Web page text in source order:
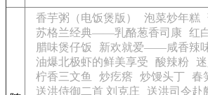
香芋粥（电饭煲版） 泡菜炒年糕
苏格兰经典——乳酪葱香司康
红
腊味煲仔饭
新欢就爱——咸香辣
油爆北极虾的鲜美享受
酸辣粉
柠香三文鱼
炒疙瘩 炒馒头丁 春
送洪侍御二首 刘克庄
送洪司令赴